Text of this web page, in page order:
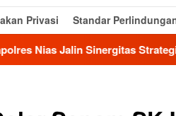
Privasi Standar
Strategis Bersama Komunitas